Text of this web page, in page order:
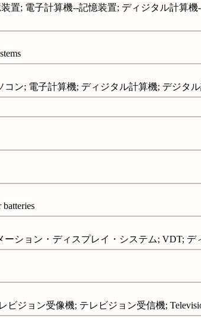
置; 電子計算機--記憶装置; ディジタル計算機
ン; 電子計算機; ディジタル計算機; デジタ
ション・ディスプレイ・システム; VDT; デ
ジョン受像機; テレビジョン受信機;